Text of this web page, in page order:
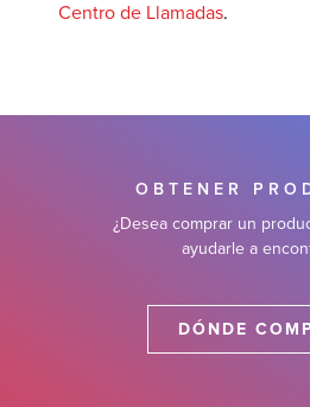
Centro de Llamadas.
OBTENER
¿Desea comprar un
ayudarle a
DÓNDE